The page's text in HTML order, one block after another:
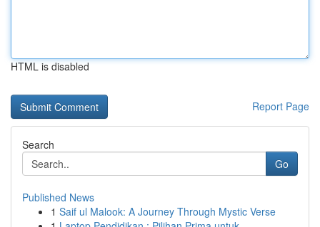
HTML is disabled
Report Page
Search
Go
Published News
1 Saif ul Malook: A Journey Through Mystic Verse